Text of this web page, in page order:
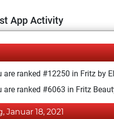
App Activity
are ranked #12250 in Fritz by
are ranked #6063 in Fritz
Januar 18, 2021